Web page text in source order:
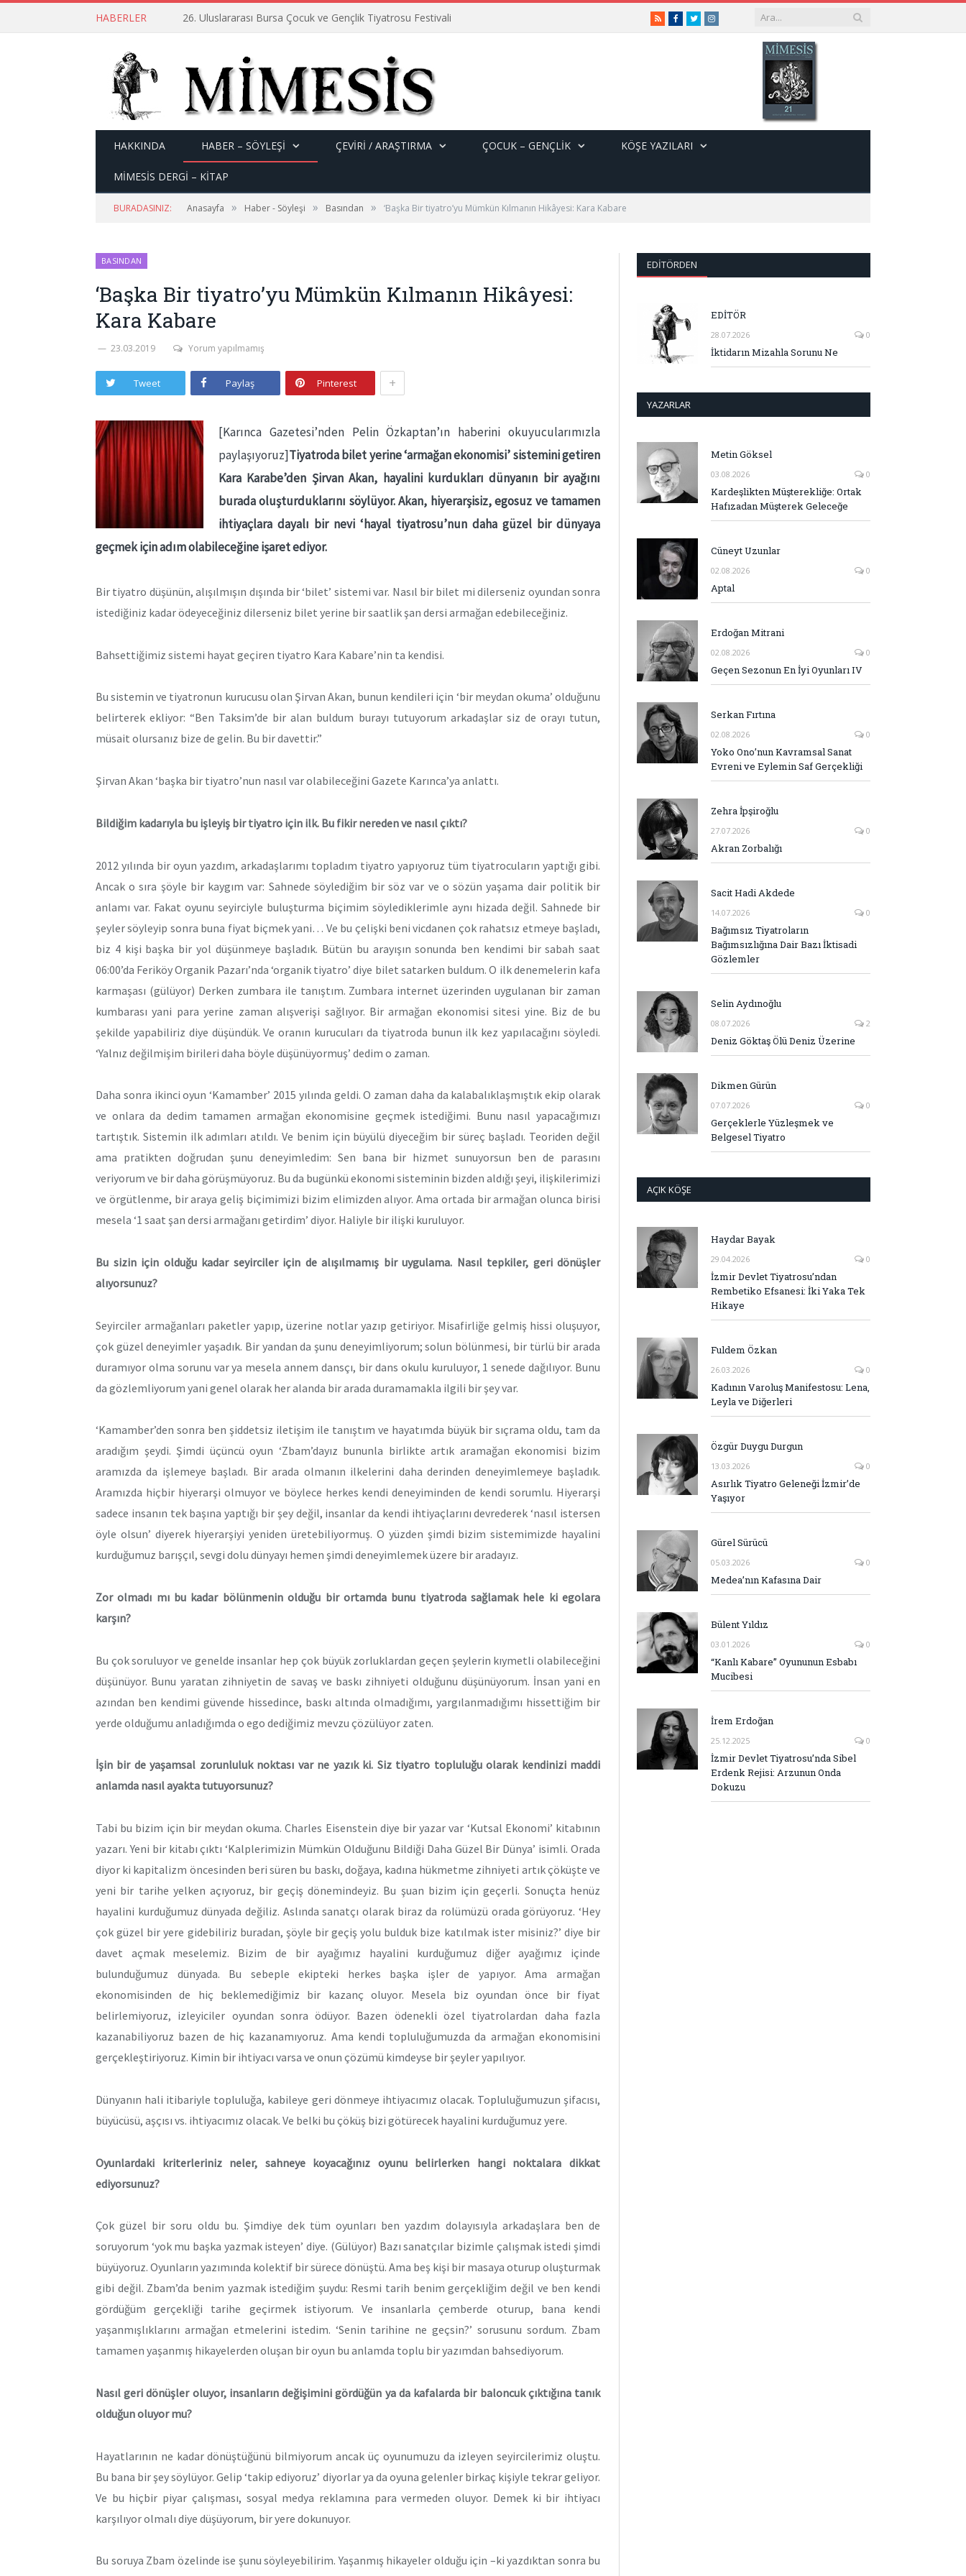
HABERLER 26. Uluslararası Bursa Çocuk ve Gençlik Tiyatrosu Festivali RSSFacebook
TwitterInstagram
HAKKINDA HABER – SÖYLEŞI ÇEVİRİ / ARAŞTIRMA ÇOCUK – GENÇLIK KÖŞE YAZILARI
MİMESİS DERGİ – KİTAP
BURADASINIZ: Anasayfa » Haber - Söyleşi » Basından » ‘Başka Bir tiyatro’yu Mümkün Kılmanın Hikâyesi: Kara Kabare
BASINDAN
‘Başka Bir tiyatro’yu Mümkün Kılmanın Hikâyesi:
Kara Kabare
23.03.2019 Yorum yapılmamış
Tweet Paylaş Pinterest +
[Karınca Gazetesi’nden Pelin Özkaptan’ın haberini okuyucularımızla
paylaşıyoruz]Tiyatroda bilet yerine ‘armağan ekonomisi’ sistemini getiren
Kara Karabe’den Şirvan Akan, hayalini kurdukları dünyanın bir ayağını
burada oluşturduklarını söylüyor. Akan, hiyerarşisiz, egosuz ve tamamen
ihtiyaçlara dayalı bir nevi ‘hayal tiyatrosu’nun daha güzel bir dünyaya
geçmek için adım olabileceğine işaret ediyor.
Bir tiyatro düşünün, alışılmışın dışında bir ‘bilet’ sistemi var. Nasıl bir bilet mi dilerseniz oyundan sonra
istediğiniz kadar ödeyeceğiniz dilerseniz bilet yerine bir saatlik şan dersi armağan edebileceğiniz.
Bahsettiğimiz sistemi hayat geçiren tiyatro Kara Kabare’nin ta kendisi.
Bu sistemin ve tiyatronun kurucusu olan Şirvan Akan, bunun kendileri için ‘bir meydan okuma’ olduğunu
belirterek ekliyor: “Ben Taksim’de bir alan buldum burayı tutuyorum arkadaşlar siz de orayı tutun,
müsait olursanız bize de gelin. Bu bir davettir.”
Şirvan Akan ‘başka bir tiyatro’nun nasıl var olabileceğini Gazete Karınca’ya anlattı.
Bildiğim kadarıyla bu işleyiş bir tiyatro için ilk. Bu fikir nereden ve nasıl çıktı?
2012 yılında bir oyun yazdım, arkadaşlarımı topladım tiyatro yapıyoruz tüm tiyatrocuların yaptığı gibi.
Ancak o sıra şöyle bir kaygım var: Sahnede söylediğim bir söz var ve o sözün yaşama dair politik bir
anlamı var. Fakat oyunu seyirciyle buluşturma biçimim söylediklerimle aynı hizada değil. Sahnede bir
şeyler söyleyip sonra buna fiyat biçmek yani… Ve bu çelişki beni vicdanen çok rahatsız etmeye başladı,
biz 4 kişi başka bir yol düşünmeye başladık. Bütün bu arayışın sonunda ben kendimi bir sabah saat
06:00’da Feriköy Organik Pazarı’nda ‘organik tiyatro’ diye bilet satarken buldum. O ilk denemelerin kafa
karmaşası (gülüyor) Derken zumbara ile tanıştım. Zumbara internet üzerinden uygulanan bir zaman
kumbarası yani para yerine zaman alışverişi sağlıyor. Bir armağan ekonomisi sitesi yine. Biz de bu
şekilde yapabiliriz diye düşündük. Ve oranın kurucuları da tiyatroda bunun ilk kez yapılacağını söyledi.
‘Yalnız değilmişim birileri daha böyle düşünüyormuş’ dedim o zaman.
Daha sonra ikinci oyun ‘Kamamber’ 2015 yılında geldi. O zaman daha da kalabalıklaşmıştık ekip olarak
ve onlara da dedim tamamen armağan ekonomisine geçmek istediğimi. Bunu nasıl yapacağımızı
tartıştık. Sistemin ilk adımları atıldı. Ve benim için büyülü diyeceğim bir süreç başladı. Teoriden değil
ama pratikten doğrudan şunu deneyimledim: Sen bana bir hizmet sunuyorsun ben de parasını
veriyorum ve bir daha görüşmüyoruz. Bu da bugünkü ekonomi sisteminin bizden aldığı şeyi, ilişkilerimizi
ve örgütlenme, bir araya geliş biçimimizi bizim elimizden alıyor. Ama ortada bir armağan olunca birisi
mesela ‘1 saat şan dersi armağanı getirdim’ diyor. Haliyle bir ilişki kuruluyor.
Bu sizin için olduğu kadar seyirciler için de alışılmamış bir uygulama. Nasıl tepkiler, geri dönüşler
alıyorsunuz?
Seyirciler armağanları paketler yapıp, üzerine notlar yazıp getiriyor. Misafirliğe gelmiş hissi oluşuyor,
çok güzel deneyimler yaşadık. Bir yandan da şunu deneyimliyorum; solun bölünmesi, bir türlü bir arada
duramıyor olma sorunu var ya mesela annem dansçı, bir dans okulu kuruluyor, 1 senede dağılıyor. Bunu
da gözlemliyorum yani genel olarak her alanda bir arada duramamakla ilgili bir şey var.
‘Kamamber’den sonra ben şiddetsiz iletişim ile tanıştım ve hayatımda büyük bir sıçrama oldu, tam da
aradığım şeydi. Şimdi üçüncü oyun ‘Zbam’dayız bununla birlikte artık aramağan ekonomisi bizim
aramızda da işlemeye başladı. Bir arada olmanın ilkelerini daha derinden deneyimlemeye başladık.
Aramızda hiçbir hiyerarşi olmuyor ve böylece herkes kendi deneyiminden de kendi sorumlu. Hiyerarşi
sadece insanın tek başına yaptığı bir şey değil, insanlar da kendi ihtiyaçlarını devrederek ‘nasıl istersen
öyle olsun’ diyerek hiyerarşiyi yeniden üretebiliyormuş. O yüzden şimdi bizim sistemimizde hayalini
kurduğumuz barışçıl, sevgi dolu dünyayı hemen şimdi deneyimlemek üzere bir aradayız.
Zor olmadı mı bu kadar bölünmenin olduğu bir ortamda bunu tiyatroda sağlamak hele ki egolara
karşın?
Bu çok soruluyor ve genelde insanlar hep çok büyük zorluklardan geçen şeylerin kıymetli olabileceğini
düşünüyor. Bunu yaratan zihniyetin de savaş ve baskı zihniyeti olduğunu düşünüyorum. İnsan yani en
azından ben kendimi güvende hissedince, baskı altında olmadığımı, yargılanmadığımı hissettiğim bir
yerde olduğumu anladığımda o ego dediğimiz mevzu çözülüyor zaten.
İşin bir de yaşamsal zorunluluk noktası var ne yazık ki. Siz tiyatro topluluğu olarak kendinizi maddi
anlamda nasıl ayakta tutuyorsunuz?
Tabi bu bizim için bir meydan okuma. Charles Eisenstein diye bir yazar var ‘Kutsal Ekonomi’ kitabının
yazarı. Yeni bir kitabı çıktı ‘Kalplerimizin Mümkün Olduğunu Bildiği Daha Güzel Bir Dünya’ isimli. Orada
diyor ki kapitalizm öncesinden beri süren bu baskı, doğaya, kadına hükmetme zihniyeti artık çöküşte ve
yeni bir tarihe yelken açıyoruz, bir geçiş dönemindeyiz. Bu şuan bizim için geçerli. Sonuçta henüz
hayalini kurduğumuz dünyada değiliz. Aslında sanatçı olarak biraz da rolümüzü orada görüyoruz. ‘Hey
çok güzel bir yere gidebiliriz buradan, şöyle bir geçiş yolu bulduk bize katılmak ister misiniz?’ diye bir
davet açmak meselemiz. Bizim de bir ayağımız hayalini kurduğumuz diğer ayağımız içinde
bulunduğumuz dünyada. Bu sebeple ekipteki herkes başka işler de yapıyor. Ama armağan
ekonomisinden de hiç beklemediğimiz bir kazanç oluyor. Mesela biz oyundan önce bir fiyat
belirlemiyoruz, izleyiciler oyundan sonra ödüyor. Bazen ödenekli özel tiyatrolardan daha fazla
kazanabiliyoruz bazen de hiç kazanamıyoruz. Ama kendi topluluğumuzda da armağan ekonomisini
gerçekleştiriyoruz. Kimin bir ihtiyacı varsa ve onun çözümü kimdeyse bir şeyler yapılıyor.
Dünyanın hali itibariyle topluluğa, kabileye geri dönmeye ihtiyacımız olacak. Topluluğumuzun şifacısı,
büyücüsü, aşçısı vs. ihtiyacımız olacak. Ve belki bu çöküş bizi götürecek hayalini kurduğumuz yere.
Oyunlardaki kriterleriniz neler, sahneye koyacağınız oyunu belirlerken hangi noktalara dikkat
ediyorsunuz?
Çok güzel bir soru oldu bu. Şimdiye dek tüm oyunları ben yazdım dolayısıyla arkadaşlara ben de
soruyorum ‘yok mu başka yazmak isteyen’ diye. (Gülüyor) Bazı sanatçılar bizimle çalışmak istedi şimdi
büyüyoruz. Oyunların yazımında kolektif bir sürece dönüştü. Ama beş kişi bir masaya oturup oluşturmak
gibi değil. Zbam’da benim yazmak istediğim şuydu: Resmi tarih benim gerçekliğim değil ve ben kendi
gördüğüm gerçekliği tarihe geçirmek istiyorum. Ve insanlarla çemberde oturup, bana kendi
yaşanmışlıklarını armağan etmelerini istedim. ‘Senin tarihine ne geçsin?’ sorusunu sordum. Zbam
tamamen yaşanmış hikayelerden oluşan bir oyun bu anlamda toplu bir yazımdan bahsediyorum.
Nasıl geri dönüşler oluyor, insanların değişimini gördüğün ya da kafalarda bir baloncuk çıktığına tanık
olduğun oluyor mu?
Hayatlarının ne kadar dönüştüğünü bilmiyorum ancak üç oyunumuzu da izleyen seyircilerimiz oluştu.
Bu bana bir şey söylüyor. Gelip ‘takip ediyoruz’ diyorlar ya da oyuna gelenler birkaç kişiyle tekrar geliyor.
Ve bu hiçbir piyar çalışması, sosyal medya reklamına para vermeden oluyor. Demek ki bir ihtiyacı
karşılıyor olmalı diye düşüyorum, bir yere dokunuyor.
Bu soruya Zbam özelinde ise şunu söyleyebilirim. Yaşanmış hikayeler olduğu için –ki yazdıktan sonra bu
EDITÖRDEN
EDİTÖR
28.07.2026 0
İktidarın Mizahla Sorunu Ne
YAZARLAR
Metin Göksel
03.08.2026 0
Kardeşlikten Müşterekliğe: Ortak
Hafızadan Müşterek Geleceğe
Cüneyt Uzunlar
02.08.2026 0
Aptal
Erdoğan Mitrani
02.08.2026 0
Geçen Sezonun En İyi Oyunları IV
Serkan Fırtına
02.08.2026 0
Yoko Ono’nun Kavramsal Sanat
Evreni ve Eylemin Saf Gerçekliği
Zehra İpşiroğlu
27.07.2026 0
Akran Zorbalığı
Sacit Hadi Akdede
14.07.2026 0
Bağımsız Tiyatroların
Bağımsızlığına Dair Bazı İktisadi
Gözlemler
Selin Aydınoğlu
08.07.2026 2
Deniz Göktaş Ölü Deniz Üzerine
Dikmen Gürün
07.07.2026 0
Gerçeklerle Yüzleşmek ve
Belgesel Tiyatro
AÇIK KÖŞE
Haydar Bayak
29.04.2026 0
İzmir Devlet Tiyatrosu’ndan
Rembetiko Efsanesi: İki Yaka Tek
Hikaye
Fuldem Özkan
26.03.2026 0
Kadının Varoluş Manifestosu: Lena,
Leyla ve Diğerleri
Özgür Duygu Durgun
13.03.2026 0
Asırlık Tiyatro Geleneği İzmir’de
Yaşıyor
Gürel Sürücü
05.03.2026 0
Medea’nın Kafasına Dair
Bülent Yıldız
03.01.2026 0
“Kanlı Kabare” Oyununun Esbabı
Mucibesi
İrem Erdoğan
25.12.2025 0
İzmir Devlet Tiyatrosu’nda Sibel
Erdenk Rejisi: Arzunun Onda
Dokuzu